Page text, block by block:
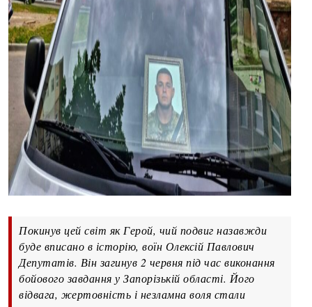
Покинув цей світ як Герой, чий подвиг назавжди
буде вписано в історію, воїн Олексій Павлович
Депутатів. Він загинув 2 червня під час виконання
бойового завдання у Запорізькій області. Його
відвага, жертовність і незламна воля стали